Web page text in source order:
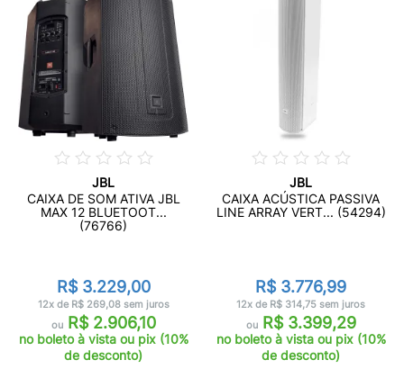
JBL
CAIXA DE SOM ATIVA JBL
MAX 12 BLUETOOT...
(76766)
R$ 3.229,00
12x de R$ 269,08 sem juros
ouR$ 2.906,10
no boleto à vista ou pix (10%
de desconto)
JBL
CAIXA ACÚSTICA PASSIVA
LINE ARRAY VERT... (54294)
R$ 3.776,99
12x de R$ 314,75 sem juros
ouR$ 3.399,29
no boleto à vista ou pix (10%
de desconto)